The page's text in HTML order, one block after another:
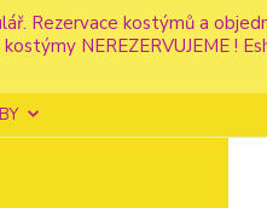
Rezervace kostýmů a
NEREZERVUJEME !